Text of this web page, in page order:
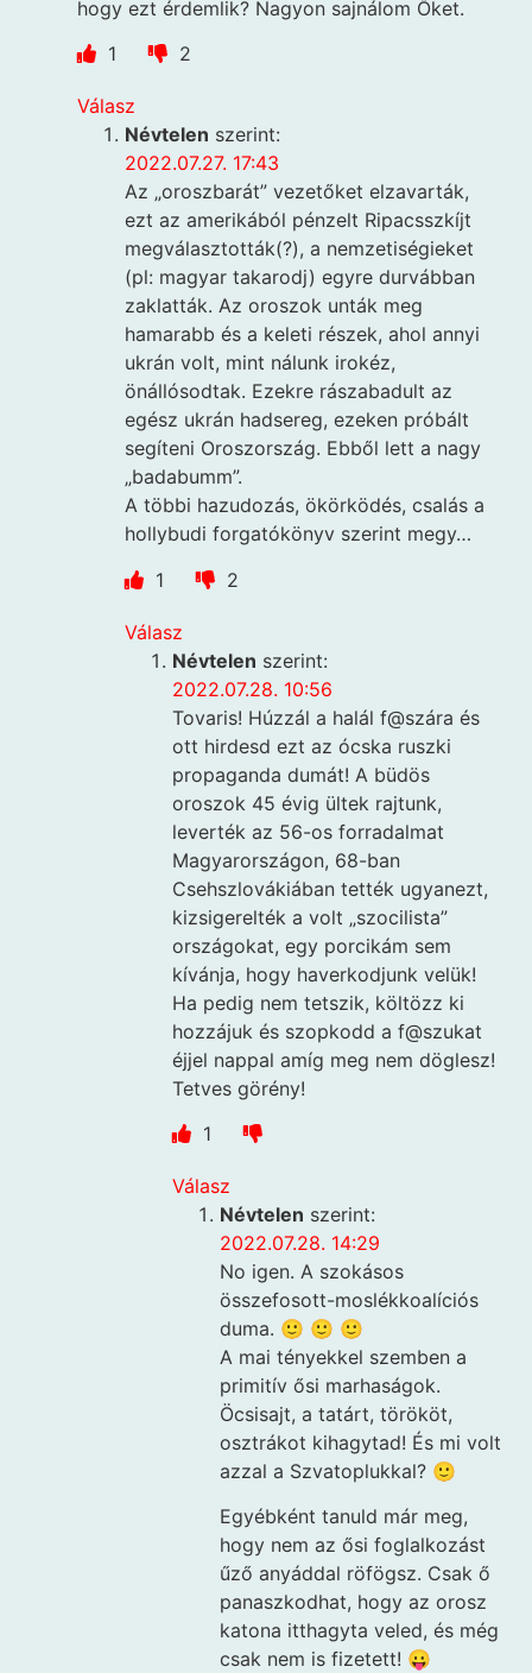
hogy ezt érdemlik? Nagyon sajnálom Őket.
1
2
Válasz
Névtelen szerint:
2022.07.27. 17:43
Az „oroszbarát” vezetőket elzavarták,
ezt az amerikából pénzelt Ripacsszkíjt
megválasztották(?), a nemzetiségieket
(pl: magyar takarodj) egyre durvábban
zaklatták. Az oroszok unták meg
hamarabb és a keleti részek, ahol annyi
ukrán volt, mint nálunk irokéz,
önállósodtak. Ezekre rászabadult az
egész ukrán hadsereg, ezeken próbált
segíteni Oroszország. Ebből lett a nagy
„badabumm”.
A többi hazudozás, ökörködés, csalás a
hollybudi forgatókönyv szerint megy…
1
2
Válasz
Névtelen szerint:
2022.07.28. 10:56
Tovaris! Húzzál a halál f@szára és
ott hirdesd ezt az ócska ruszki
propaganda dumát! A büdös
oroszok 45 évig ültek rajtunk,
leverték az 56-os forradalmat
Magyarországon, 68-ban
Csehszlovákiában tették ugyanezt,
kizsigerelték a volt „szocilista”
országokat, egy porcikám sem
kívánja, hogy haverkodjunk velük!
Ha pedig nem tetszik, költözz ki
hozzájuk és szopkodd a f@szukat
éjjel nappal amíg meg nem döglesz!
Tetves görény!
1
Válasz
Névtelen szerint:
2022.07.28. 14:29
No igen. A szokásos
összefosott-moslékkoalíciós
duma. 🙂 🙂 🙂
A mai tényekkel szemben a
primitív ősi marhaságok.
Öcsisajt, a tatárt, törököt,
osztrákot kihagytad! És mi volt
azzal a Szvatoplukkal? 🙂
Egyébként tanuld már meg,
hogy nem az ősi foglalkozást
űző anyáddal röfögsz. Csak ő
panaszkodhat, hogy az orosz
katona itthagyta veled, és még
csak nem is fizetett! 😛